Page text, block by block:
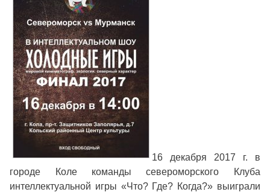
16 декабря 2017 г. в
городе Коле команды североморского Клуба
интеллектуальной игры «Что? Где? Когда?» выиграли